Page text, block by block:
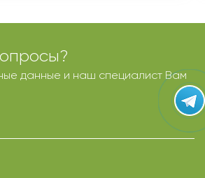
данные и наш специалист Вам